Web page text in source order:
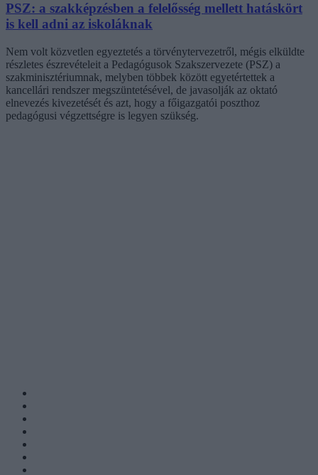
PSZ: a szakképzésben a felelősség mellett hatáskört
is kell adni az iskoláknak
Nem volt közvetlen egyeztetés a törvénytervezetről, mégis elküldte
részletes észrevételeit a Pedagógusok Szakszervezete (PSZ) a
szakminisztériumnak, melyben többek között egyetértettek a
kancellári rendszer megszüntetésével, de javasolják az oktató
elnevezés kivezetését és azt, hogy a főigazgatói poszthoz
pedagógusi végzettségre is legyen szükség.